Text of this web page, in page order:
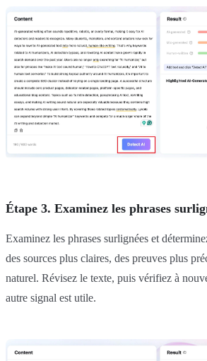
Étape 3. Examinez les phrases
Examinez les phrases surlignées et
des sources plus claires, des preuves plus
naturel. Révisez le texte, puis vérifiez à
autre signal est utile.